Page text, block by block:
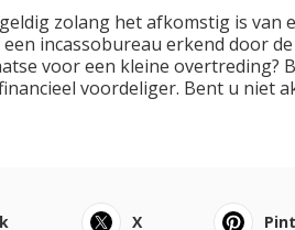
zolang het afkomstig is van
incassobureau erkend door de
voor een kleine overtreding?
voordeliger. Bent u niet
X